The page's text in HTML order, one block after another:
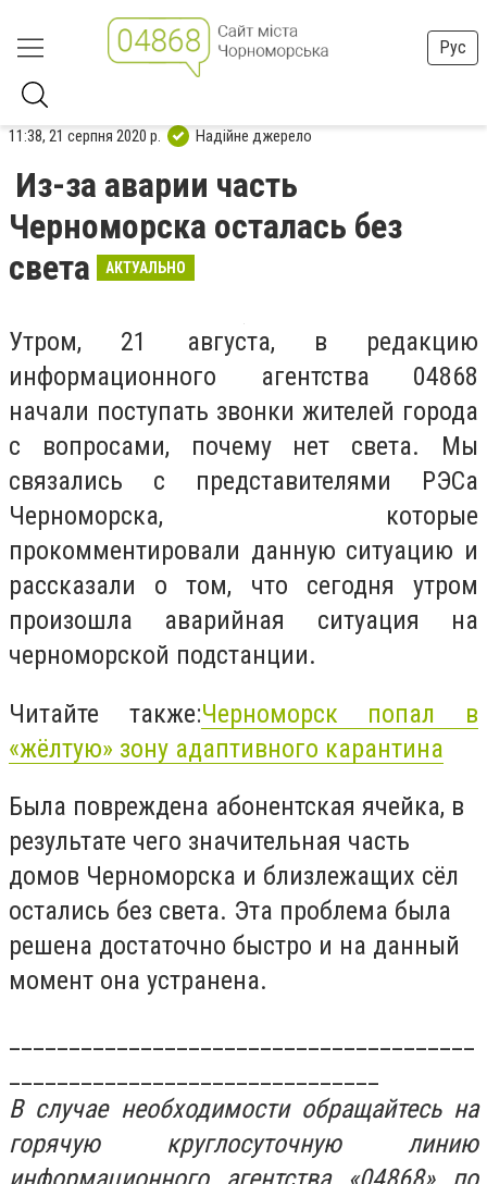
Рус
11:38, 21 серпня 2020 р. Надійне джерело
Из-за аварии часть
Черноморска осталась без
света
АКТУАЛЬНО
Утром, 21 августа, в редакцию
информационного агентства 04868
начали поступать звонки жителей города
с вопросами, почему нет света. Мы
связались с представителями РЭСа
Черноморска, которые
прокомментировали данную ситуацию и
рассказали о том, что сегодня утром
произошла аварийная ситуация на
черноморской подстанции.
Читайте также:Черноморск попал в
«жёлтую» зону адаптивного карантина
Была повреждена абонентская ячейка, в
результате чего значительная часть
домов Черноморска и близлежащих сёл
остались без света. Эта проблема была
решена достаточно быстро и на данный
момент она устранена.
В случае необходимости обращайтесь на
горячую круглосуточную линию